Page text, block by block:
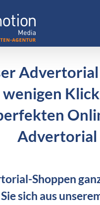
Advertorial
Advertorial
Shoppen
sich aus